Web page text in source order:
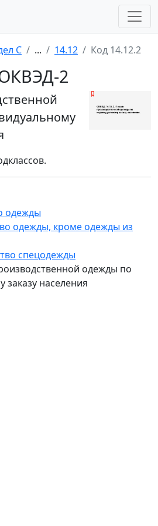
C ... 14.12 Код 14.12.2
2
одежды
одежды, кроме одежды из
спецодежды
одежды по
заказу населения